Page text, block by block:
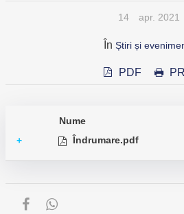
14 apr. 2021
În Știri și
PDF
Nume
+
Îndrumare.pdf